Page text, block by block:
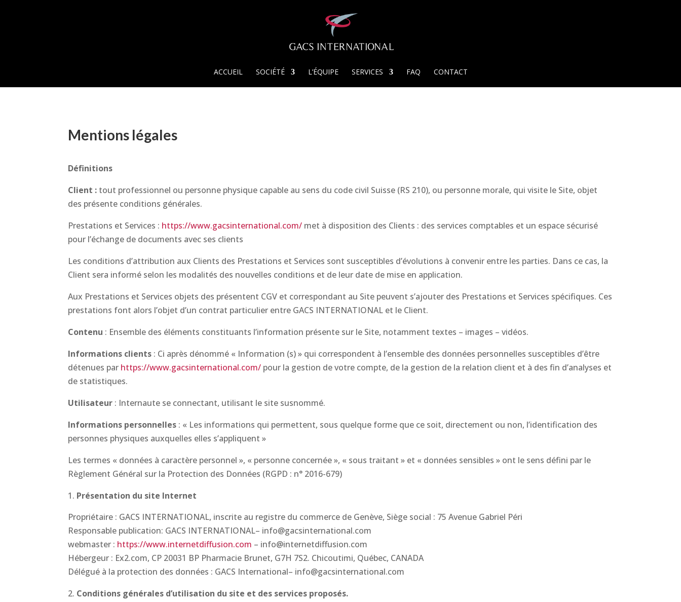
ACCUEIL SOCIÉTÉ L’ÉQUIPE SERVICES FAQ CONTACT
Mentions légales
Définitions
Client : tout professionnel ou personne physique capable au sens du code civil Suisse (RS 210), ou personne morale, qui visite le Site, objet
des présente conditions générales.
Prestations et Services : https://www.gacsinternational.com/ met à disposition des Clients : des services comptables et un espace sécurisé
pour l’échange de documents avec ses clients
Les conditions d’attribution aux Clients des Prestations et Services sont susceptibles d’évolutions à convenir entre les parties. Dans ce cas, la
Client sera informé selon les modalités des nouvelles conditions et de leur date de mise en application.
Aux Prestations et Services objets des présentent CGV et correspondant au Site peuvent s’ajouter des Prestations et Services spécifiques. Ces
prestations font alors l’objet d’un contrat particulier entre GACS INTERNATIONAL et le Client.
Contenu : Ensemble des éléments constituants l’information présente sur le Site, notamment textes – images – vidéos.
Informations clients : Ci après dénommé « Information (s) » qui correspondent à l’ensemble des données personnelles susceptibles d’être
détenues par https://www.gacsinternational.com/ pour la gestion de votre compte, de la gestion de la relation client et à des fin d’analyses et
de statistiques.
Utilisateur : Internaute se connectant, utilisant le site susnommé.
Informations personnelles : « Les informations qui permettent, sous quelque forme que ce soit, directement ou non, l’identification des
personnes physiques auxquelles elles s’appliquent »
Les termes « données à caractère personnel », « personne concernée », « sous traitant » et « données sensibles » ont le sens défini par le
Règlement Général sur la Protection des Données (RGPD : n° 2016-679)
Présentation du site Internet
Propriétaire : GACS INTERNATIONAL, inscrite au registre du commerce de Genève, Siège social : 75 Avenue Gabriel Péri
Responsable publication: GACS INTERNATIONAL– info@gacsinternational.com
webmaster : https://www.internetdiffusion.com – info@internetdiffusion.com
Hébergeur : Ex2.com, CP 20031 BP Pharmacie Brunet, G7H 7S2. Chicoutimi, Québec, CANADA
Délégué à la protection des données : GACS International– info@gacsinternational.com
Conditions générales d’utilisation du site et des services proposés.